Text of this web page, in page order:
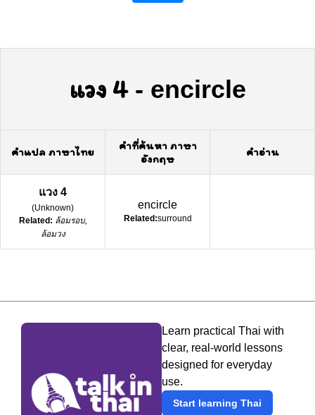
แวง 4- encircle
คำแปล ภาษาไทย
คำที่ค้นหา ภาษา
อังกฤษ
คำอ่าน
แวง 4
(Unknown)
Related: ล้อมรอบ,
ล้อมวง
encircle
Related:surround
Learn practical Thai with
clear, real-world lessons
designed for everyday
use.
Start learning Thai